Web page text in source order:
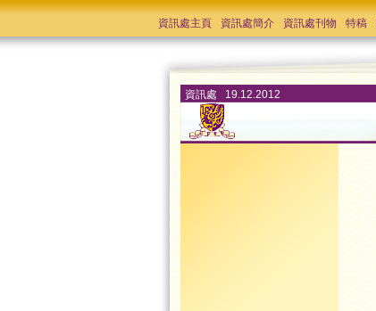
資訊處主頁 資訊處簡介 資訊處刊物 特稿
資訊處 19.12.2012